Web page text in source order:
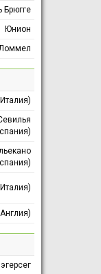
Брюгге
Юнион
Ломмел